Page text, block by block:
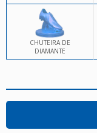
CHUTEIRA DE
DIAMANTE